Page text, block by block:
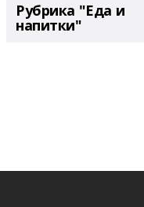
Рубрика "Еда и
напитки"